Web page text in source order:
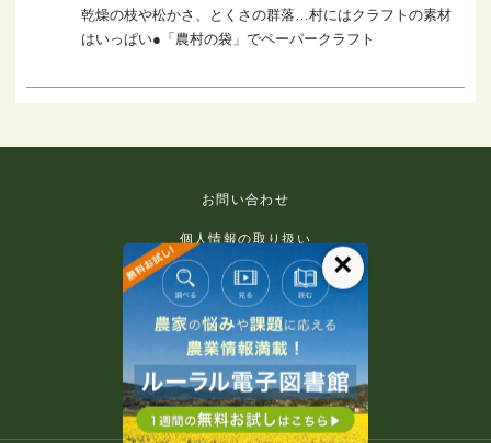
乾燥の枝や松かさ、とくさの群落…村にはクラフトの素材
はいっぱい●「農村の袋」でペーパークラフト
お問い合わせ
個人情報の取り扱い
免責事項
利用規約
推奨環境
著作権等について
×